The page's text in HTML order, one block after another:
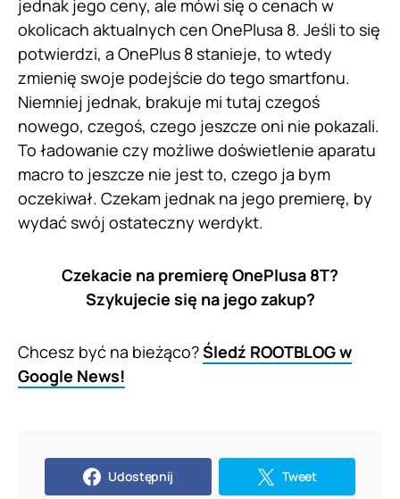
jednak jego ceny, ale mówi się o cenach w
okolicach aktualnych cen OnePlusa 8. Jeśli to się
potwierdzi, a OnePlus 8 stanieje, to wtedy
zmienię swoje podejście do tego smartfonu.
Niemniej jednak, brakuje mi tutaj czegoś
nowego, czegoś, czego jeszcze oni nie pokazali.
To ładowanie czy możliwe doświetlenie aparatu
macro to jeszcze nie jest to, czego ja bym
oczekiwał. Czekam jednak na jego premierę, by
wydać swój ostateczny werdykt.
Czekacie na premierę OnePlusa 8T?
Szykujecie się na jego zakup?
Chcesz być na bieżąco?Śledź ROOTBLOG w
Google News!
Udostępnij Tweet